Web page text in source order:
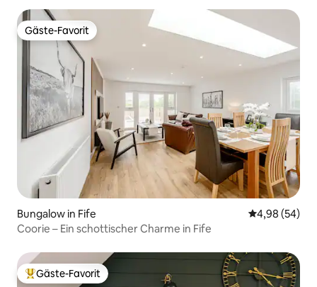
Gäste-Favorit
Gäste-Favorit
Bungalow in Fife
4,98 (54)
Coorie – Ein schottischer Charme in Fife
Beliebter Gäste-Favorit.
Gäste-Favorit